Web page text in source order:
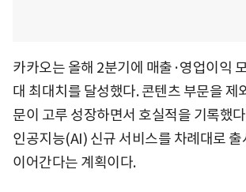
카카오는 올해 2분기에 매출·영업이익
대 최대치를 달성했다. 콘텐츠 부문을 제
문이 고루 성장하면서 호실적을 기록했
인공지능(AI) 신규 서비스를 차례대로
이어간다는 계획이다.